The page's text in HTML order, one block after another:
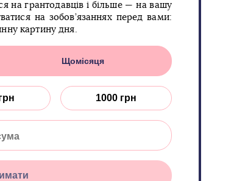
на грантодавців і більше — на вашу
на зобов’язаннях перед вами:
картину дня.
Щомісяця
1000 грн